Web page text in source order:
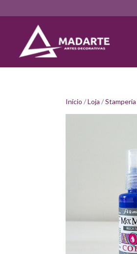
Início /Loja /Stamperia